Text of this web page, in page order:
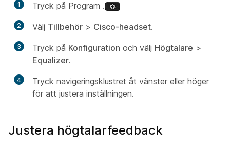
1 Tryck på Program .
2 Välj Tillbehör > Cisco-headset.
3 Tryck på Konfiguration och välj Högtalare >
Equalizer.
4
Tryck navigeringsklustret åt vänster eller höger
för att justera inställningen.
Justera högtalarfeedback